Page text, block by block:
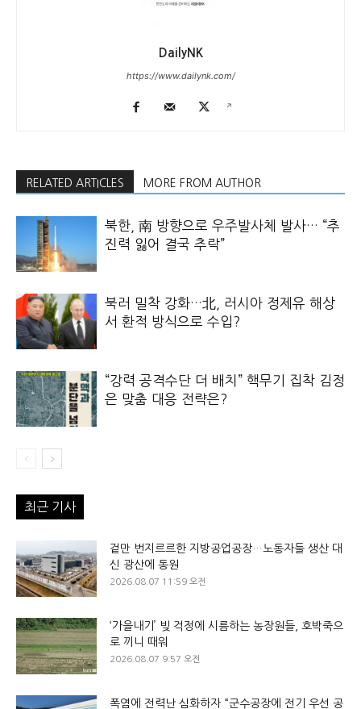
DailyNK
https://www.dailynk.com/
RELATED ARTICLES MORE FROM AUTHOR
북한, 南 방향으로 우주발사체 발사… “추
진력 잃어 결국 추락”
북러 밀착 강화…北, 러시아 정제유 해상
서 환적 방식으로 수입?
“강력 공격수단 더 배치” 핵무기 집착 김정
은 맞춤 대응 전략은?
최근 기사
겉만 번지르르한 지방공업공장…노동자들 생산 대
신 광산에 동원
2026.08.07 11:59 오전
‘가을내기’ 빚 걱정에 시름하는 농장원들, 호박죽으
로 끼니 때워
2026.08.07 9:57 오전
폭염에 전력난 심화하자 “군수공장에 전기 우선 공